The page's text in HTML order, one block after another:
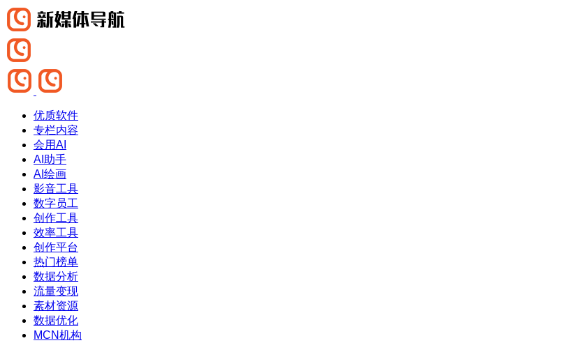
优质软件
专栏内容
会用AI
AI助手
AI绘画
影音工具
数字员工
创作工具
效率工具
创作平台
热门榜单
数据分析
流量变现
素材资源
数据优化
MCN机构